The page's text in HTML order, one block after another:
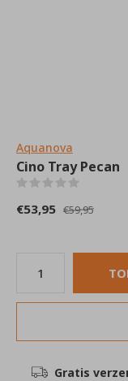
Aquanova
Cino Tray Pecan
€53,95 €59,95
Gratis